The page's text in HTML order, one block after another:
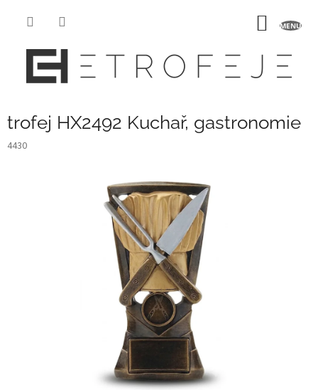
trofej HX2492 Kuchař, gastronomie
4430